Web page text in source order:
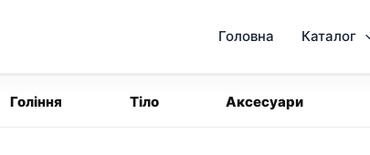
Головна Каталог
Гоління Тіло Аксесуари